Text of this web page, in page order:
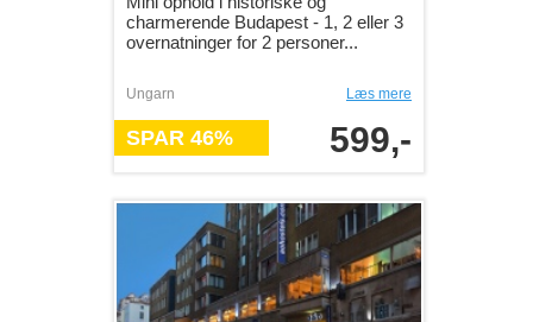
charmerende Budapest - 1, 2 eller 3
overnatninger for 2 personer...
Ungarn Læs mere
SPAR 46% 599,-